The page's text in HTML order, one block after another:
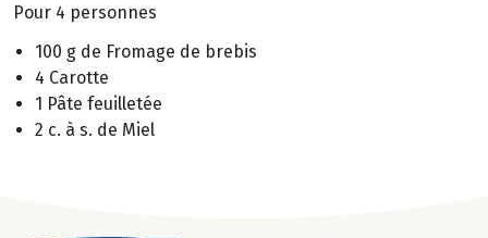
Pour 4 personnes
100 g de Fromage de brebis
4 Carotte
1 Pâte feuilletée
2 c. à s. de Miel